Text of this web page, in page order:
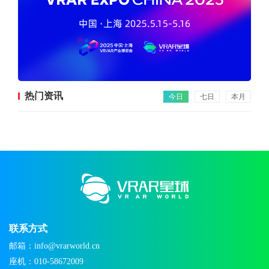
热门资讯 今日 七日 本月
联系方式
邮箱：info@vrarworld.cn
座机：010-58672009